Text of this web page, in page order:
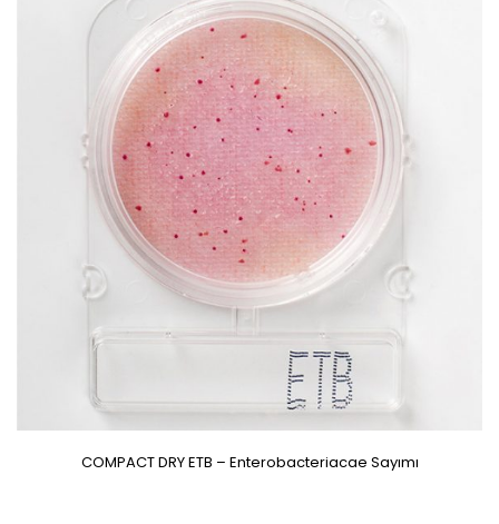
COMPACT DRY ETB – Enterobacteriacae Sayımı